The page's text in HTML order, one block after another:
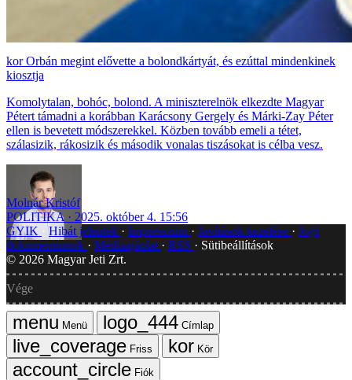
Orbán megint elővette a bolondkártyát, és ezúttal mindenkinek
kiosztja
Komolytalan, bohóc, bolond. A miniszterelnök elkezdte Magyar
Pétert támadni a korábban Karácsony Gergely és Márki-Zay Péter
ellen is bevetett módszerekkel. Közben tovább emeli a tétet,
szálasizik, rákosizik és második vonalas tiszásokat is célba vesz.
Molnár Kristóf
POLITIKA
2025. október 4. 15:56
GYIK
Hibát jelentek Impresszum Javítások kezelése
Jogi
dokumentumok
Médiaajánlat RSS
Sütibeállítások
© 2026 Magyar Jeti Zrt.
Vége
Menü
Címlap
Friss
Kör
Fiók